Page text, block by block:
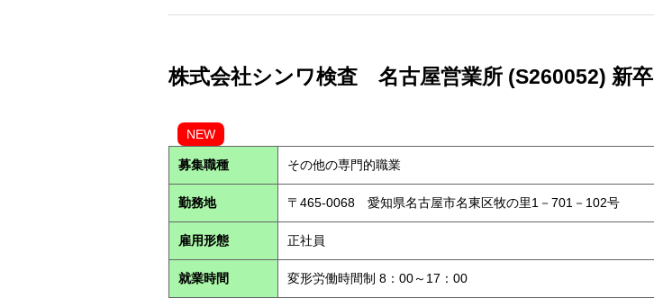
株式会社シンワ検査 名古屋営業所 (S260052) 新卒
NEW
募集職種 その他の専門的職業
勤務地 〒465-0068 愛知県名古屋市名東区牧の里1－701－102号
雇用形態 正社員
就業時間 変形労働時間制 8：00～17：00